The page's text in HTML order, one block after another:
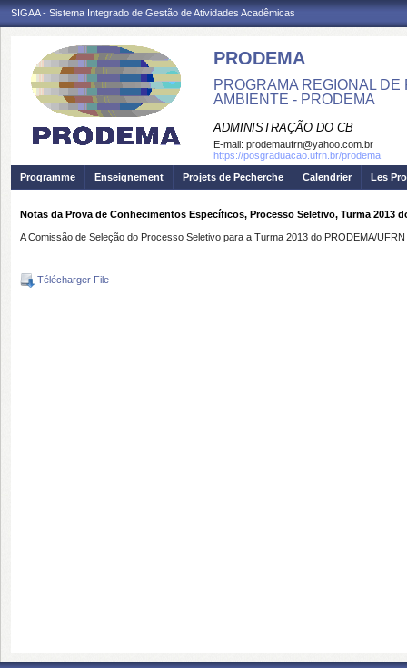
SIGAA - Sistema Integrado de Gestão de Atividades Acadêmicas
PRODEMA
PROGRAMA REGIONAL
AMBIENTE - PRODEMA
ADMINISTRAÇÃO DO CB
E-mail: prodemaufrn@yahoo.com.br
https://posgraduacao.ufrn.br/prodema
Programme
Enseignement Projets de Pecherche Calendrier Les
Notas da Prova de Conhecimentos Específicos, Processo Seletivo, Turma 2013
A Comissão de Seleção do Processo Seletivo para a Turma 2013 do PRODEMA/
Télécharger File